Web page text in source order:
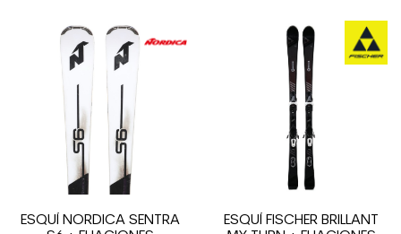
ESQUÍ NORDICA SENTRA
ESQUÍ FISCHER BRILLANT